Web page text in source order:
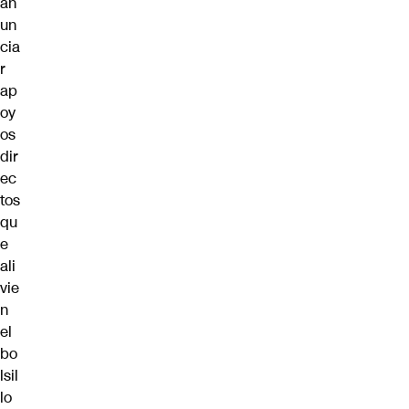
un
cia
r
ap
oy
os
dir
ec
tos
qu
e
ali
vie
n
el
bo
lsil
lo